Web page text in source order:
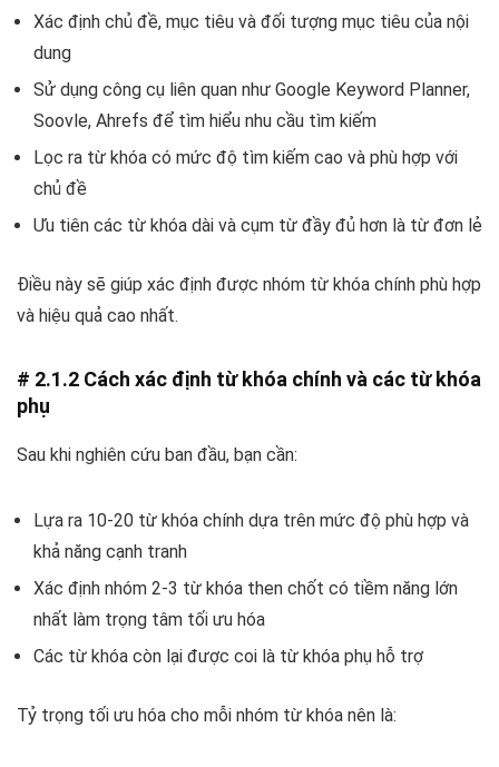
Xác định chủ đề, mục tiêu và đối tượng mục tiêu của nội
dung
Sử dụng công cụ liên quan như Google Keyword Planner,
Soovle, Ahrefs để tìm hiểu nhu cầu tìm kiếm
Lọc ra từ khóa có mức độ tìm kiếm cao và phù hợp với
chủ đề
Ưu tiên các từ khóa dài và cụm từ đầy đủ hơn là từ đơn lẻ
Điều này sẽ giúp xác định được nhóm từ khóa chính phù hợp
và hiệu quả cao nhất.
# 2.1.2 Cách xác định từ khóa chính và các từ khóa
phụ
Sau khi nghiên cứu ban đầu, bạn cần:
Lựa ra 10-20 từ khóa chính dựa trên mức độ phù hợp và
khả năng cạnh tranh
Xác định nhóm 2-3 từ khóa then chốt có tiềm năng lớn
nhất làm trọng tâm tối ưu hóa
Các từ khóa còn lại được coi là từ khóa phụ hỗ trợ
Tỷ trọng tối ưu hóa cho mỗi nhóm từ khóa nên là: